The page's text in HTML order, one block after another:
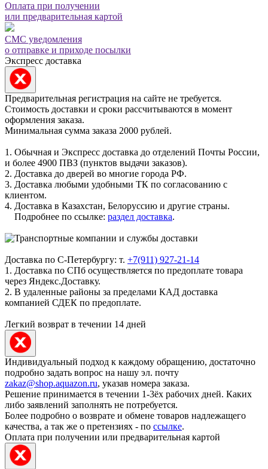
Оплата при получении
или предварительная картой
СМС уведомления
о отправке и приходе посылки
Экспресс доставка
Предварительная регистрация на сайте не требуется.
Стоимость доставки и сроки рассчитываются в момент
оформления заказа.
Минимальная сумма заказа 2000 рублей.
1. Обычная и Экспресс доставка до отделений Почты России,
и более 4900 ПВЗ (пунктов выдачи заказов).
2. Доставка до дверей во многие города РФ.
3. Доставка любыми удобными ТК по согласованию с
клиентом.
4. Доставка в Казахстан, Белоруссию и другие страны.
Подробнее по ссылке: раздел доставка.
Доставка по С-Петербургу: т. +7(911) 927-21-14
1. Доставка по СПб осуществляется по предоплате товара
через Яндекс.Доставку.
2. В удаленные районы за пределами КАД доставка
компанией СДЕК по предоплате.
Легкий возврат в течении 14 дней
Индивидуальный подход к каждому обращению, достаточно
подробно задать вопрос на нашу эл. почту
zakaz@shop.aquazon.ru, указав номера заказа.
Решение принимается в течении 1-3ёх рабочих дней. Каких
либо заявлений заполнять не потребуется.
Более подробно о возврате и обмене товаров надлежащего
качества, а так же о претензиях - по ссылке.
Оплата при получении или предварительная картой